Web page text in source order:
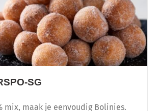
SG
mix, maak je eenvoudig Bolinies.